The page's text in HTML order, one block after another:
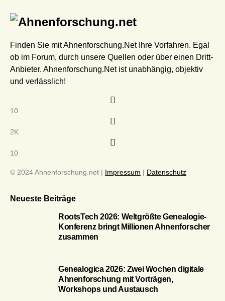
Finden Sie mit Ahnenforschung.Net Ihre Vorfahren. Egal
ob im Forum, durch unsere Quellen oder über einen Dritt-
Anbieter. Ahnenforschung.Net ist unabhängig, objektiv
und verlässlich!
10
2K
10
© 2024 Ahnenforschung.net | Impressum | Datenschutz
Neueste Beiträge
RootsTech 2026: Weltgrößte Genealogie-
Konferenz bringt Millionen Ahnenforscher
zusammen
Genealogica 2026: Zwei Wochen digitale
Ahnenforschung mit Vorträgen,
Workshops und Austausch